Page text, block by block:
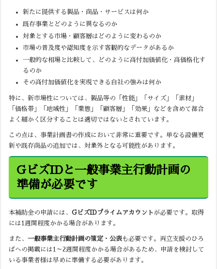
新たに提供する製品・商品・サービスは何か
既存事業とどのように異なるのか
対象とする市場・顧客層はどのように変わるのか
市場の普及度や認知度を示す客観的なデータがあるか
一般的な相場と比較して、どのように高付加価値化・高価格化す
るのか
その高付加価値化を実現できる自社の強みは何か
特に、新市場性については、製品等の「性能」「サイズ」「素材」
「価格帯」「地域性」「業態」「顧客層」「効果」などを含めて都合
よく細かく区分することは適切ではないとされています。
この点は、事業計画書の作成において非常に重要です。単なる設備更
新や既存商品の追加では、対象外となる可能性があります。
GビズIDと一般事業主行動計画の
準備が必要です
本補助金の申請には、GビズIDプライムアカウント が必要です。取得
には1週間程度かかる場合があります。
また、一般事業主行動計画の策定・公表も必要です。両立支援のひろ
ばへの掲載には1～2週間程度かかる場合があるため、申請を検討して
いる事業者様は早めに準備する必要があります。